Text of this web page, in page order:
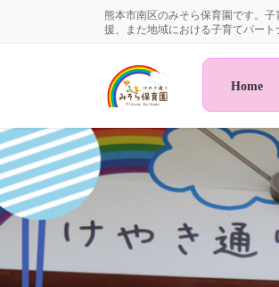
移
動
ン
に
移
動
熊本市南区のみそら保育園です。
援、また地域における子育てパー
Home